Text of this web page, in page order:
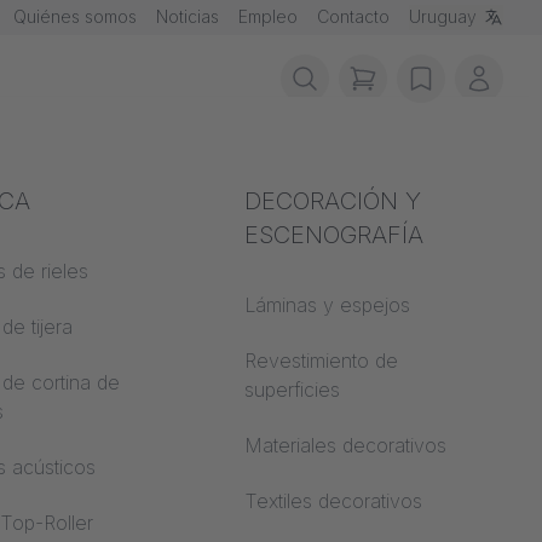
Quiénes somos Noticias Empleo Contacto Uruguay
contra
Acústica
aprendizaje
abierto
Arquitectura
de rieles
tijera
cortina de
acústicos
Roller
DECORACIÓN Y
ESCENOGRAFÍA
Láminas y espejos
Revestimiento de
superficies
Materiales decorativos
Textiles decorativos
items in cart,
wishlistMi